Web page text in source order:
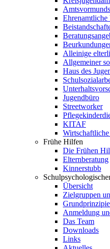
Ehrenamtliche
Alleinige
Allgemeiner
Haus des
Jugendbüro
Streetworker
KITAF
Frühe Hilfen
Die Frühen
Elternberatung
Kinnerstubb
Übersicht
Zielgruppen
Anmeldung
Das Team
Downloads
Links